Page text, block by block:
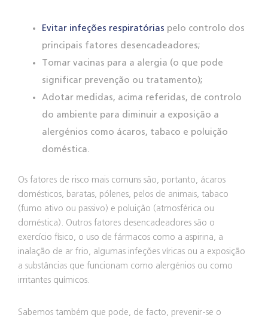
Evitar infeções respiratórias pelo controlo dos
principais fatores desencadeadores;
Tomar vacinas para a alergia (o que pode
significar prevenção ou tratamento);
Adotar medidas, acima referidas, de controlo
do ambiente para diminuir a exposição a
alergénios como ácaros, tabaco e poluição
doméstica.
Os fatores de risco mais comuns são, portanto, ácaros
domésticos, baratas, pólenes, pelos de animais, tabaco
(fumo ativo ou passivo) e poluição (atmosférica ou
doméstica). Outros fatores desencadeadores são o
exercício físico, o uso de fármacos como a aspirina, a
inalação de ar frio, algumas infeções víricas ou a exposição
a substâncias que funcionam como alergénios ou como
irritantes químicos.
Sabemos também que pode, de facto, prevenir-se o